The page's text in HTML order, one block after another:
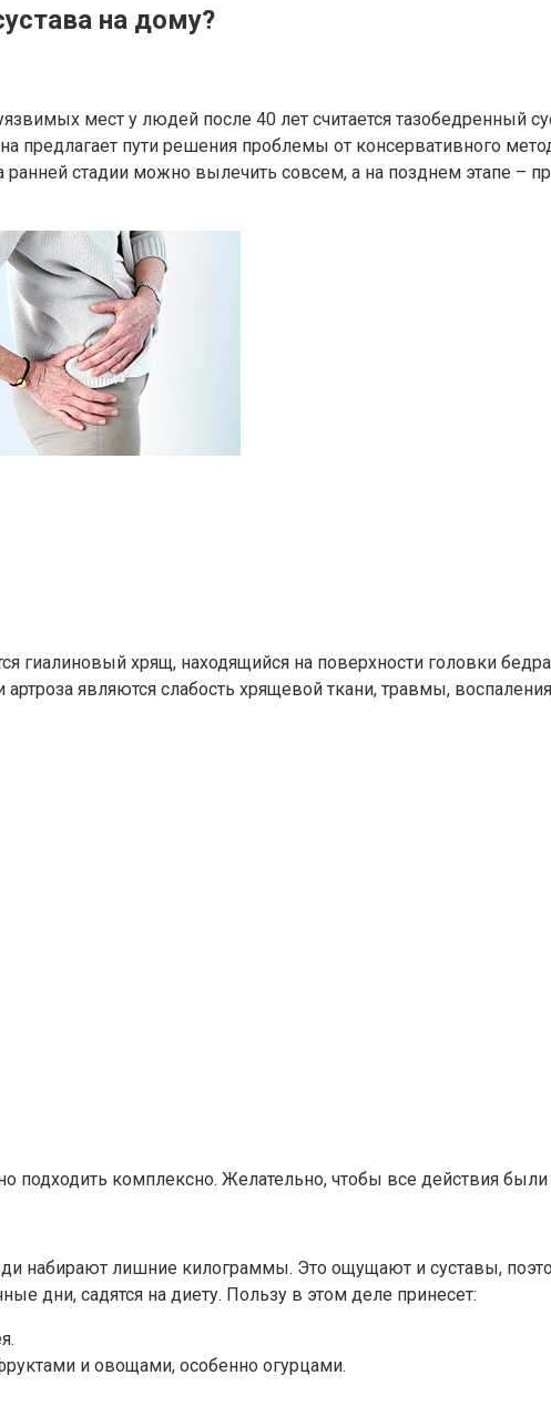
на дому?
мест у людей после 40 лет считается тазобедренный
предлагает пути решения проблемы от консервативного
стадии можно вылечить совсем, а на позднем этапе –
гиалиновый хрящ, находящийся на поверхности головки
являются слабость хрящевой ткани, травмы,
подходить комплексно. Желательно, чтобы все действия
набирают лишние килограммы. Это ощущают и суставы,
дни, садятся на диету. Пользу в этом деле принесет:
и овощами, особенно огурцами.